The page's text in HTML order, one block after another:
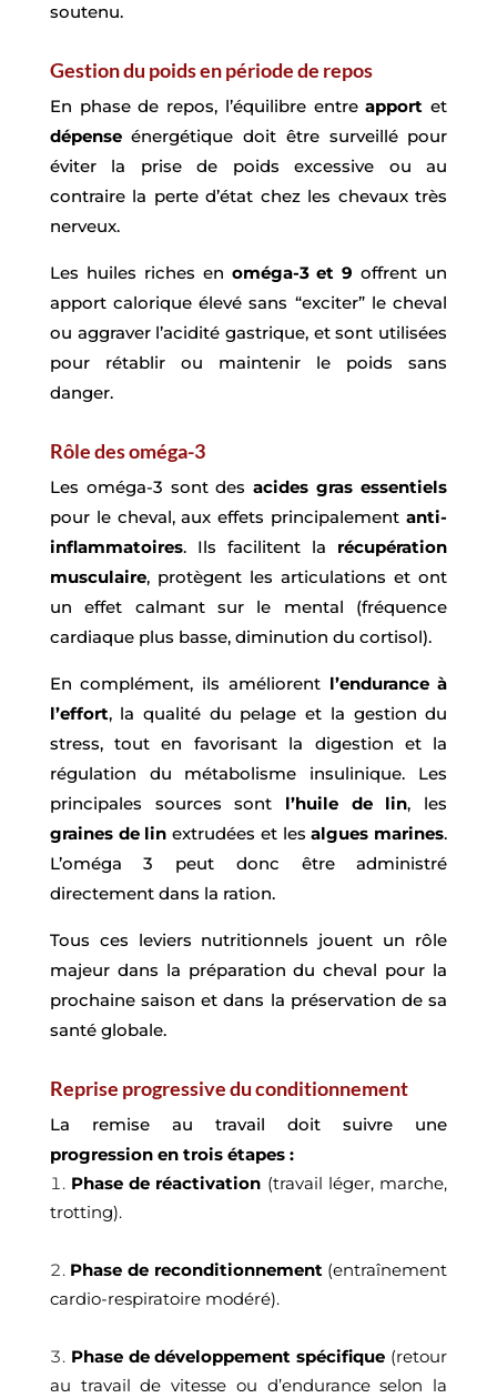
soutenu.​
Gestion du poids en période de repos
En phase de repos, l’équilibre entreapport et
dépenseénergétique doit être surveillé pour
éviter la prise de poids excessive ou au
contraire la perte d’état chez les chevaux très
nerveux.​
Les huiles riches en oméga-3 et 9 offrent un
apport calorique élevé sans “exciter” le cheval
ou aggraver l’acidité gastrique, et sont utilisées
pour rétablir ou maintenir le poids sans
danger.​
Rôle des oméga-3
Les oméga-3 sont desacides gras essentiels
pour le cheval, aux effets principalementanti-
inflammatoires.​ Ils facilitent la récupération
musculaire, protègent les articulations et ont
un effet calmant sur le mental (fréquence
cardiaque plus basse, diminution du cortisol).​
En complément, ils améliorent l’endurance à
l’effort, la qualité du pelage et la gestion du
stress, tout en favorisant la digestion et la
régulation du métabolisme insulinique.​ Les
principales sources sont l’huile de lin, les
graines de lin extrudées et lesalgues marines.​
L’oméga 3 peut donc être administré
directement dans la ration.
Tous ces leviers nutritionnels jouent un rôle
majeur dans la préparation du cheval pour la
prochaine saison et dans la préservation de sa
santé globale.
Reprise progressive du conditionnement
La remise au travail doit suivre une
progression en trois étapes :
Phase de réactivation (travail léger, marche,
trotting).
Phase de reconditionnement(entraînement
cardio-respiratoire modéré).
Phase de développement spécifique (retour
au travail de vitesse ou d’endurance selon la